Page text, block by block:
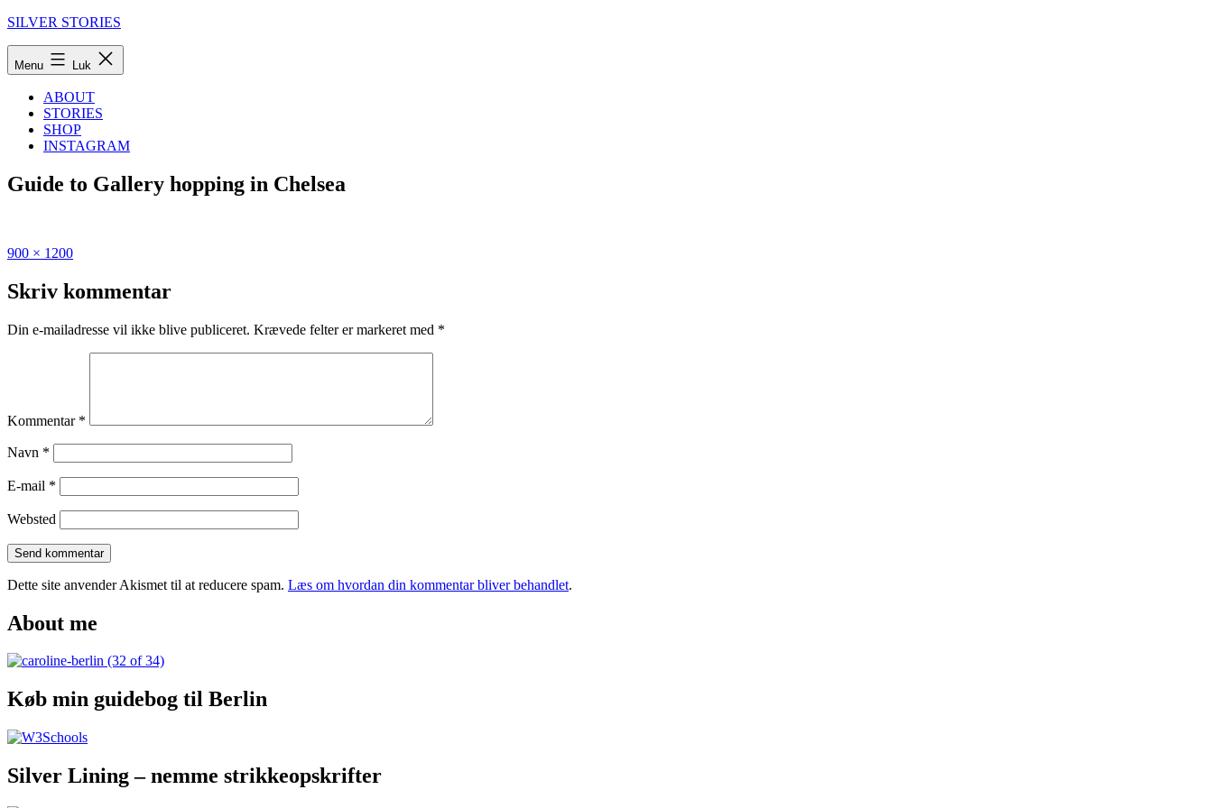
Fortsæt
SILVER STORIES
Menu Luk
ABOUT
STORIES
SHOP
INSTAGRAM
Guide to Gallery hopping in Chelsea
Udgivet
My
favorite
spots:
to
York
Fuld
900 × 1200
Skriv kommentar
Din e-mailadresse vil ikke blive publiceret. Krævede felter er markeret med *
Kommentar *
Navn *
E-mail *
Websted
Dette site anvender Akismet til at reducere spam. Læs om hvordan din kommentar bliver behandlet.
About me
Køb min guidebog til Berlin
Silver Lining – nemme strikkeopskrifter